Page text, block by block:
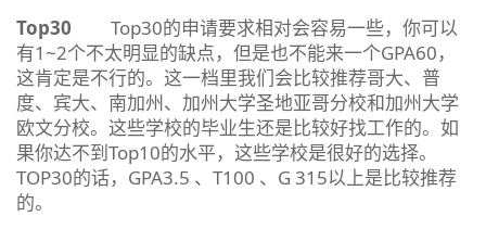
Top30 Top30的申请要求相对会容易一些，你可以
有1~2个不太明显的缺点，但是也不能来一个GPA60，
这肯定是不行的。这一档里我们会比较推荐哥大、普
度、宾大、南加州、加州大学圣地亚哥分校和加州大学
欧文分校。这些学校的毕业生还是比较好找工作的。如
果你达不到Top10的水平，这些学校是很好的选择。
TOP30的话，GPA3.5 、T100 、G 315以上是比较推荐
的。